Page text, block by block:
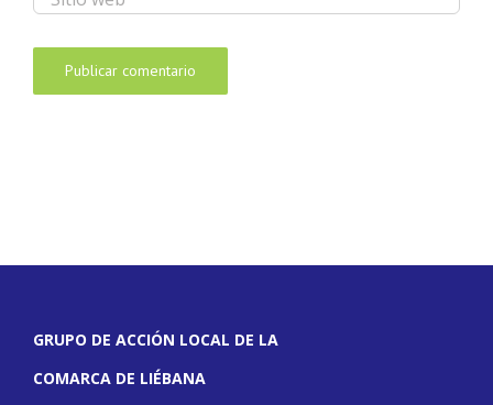
GRUPO DE ACCIÓN LOCAL DE LA
COMARCA DE LIÉBANA